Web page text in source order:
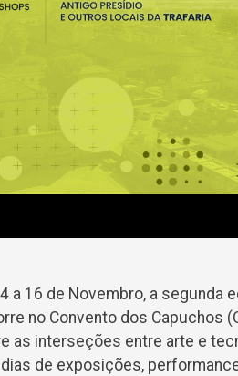
a 16 de Novembro, a segunda
no Convento dos Capuchos
as interseções entre arte e
de exposições,